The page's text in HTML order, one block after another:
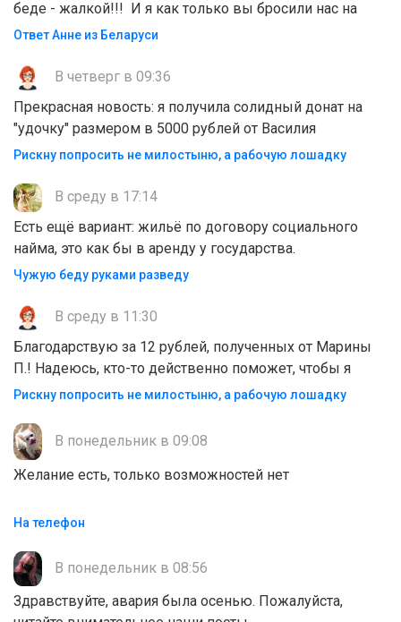
беде - жалкой!!! И я как только вы бросили нас на
Ответ Анне из Беларуси
В четверг в 09:36
Прекрасная новость: я получила солидный донат на
"удочку" размером в 5000 рублей от Василия
Рискну попросить не милостыню, а рабочую лошадку
В среду в 17:14
Есть ещё вариант: жильё по договору социального
найма, это как бы в аренду у государства.
Чужую беду руками разведу
В среду в 11:30
Благодарствую за 12 рублей, полученных от Марины
П.! Надеюсь, кто-то действенно поможет, чтобы я
Рискну попросить не милостыню, а рабочую лошадку
В понедельник в 09:08
Желание есть, только возможностей нет
На телефон
В понедельник в 08:56
Здравствуйте, авария была осенью. Пожалуйста,